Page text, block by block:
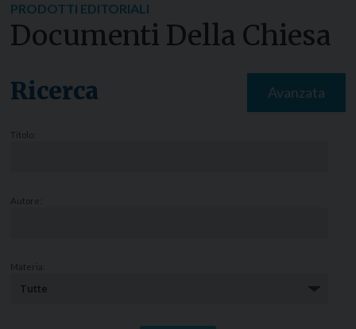
Notizie
PRODOTTI EDITORIALI
Documenti Della Chiesa
Ricerca Avanzata
Titolo:
Autore:
Materia: